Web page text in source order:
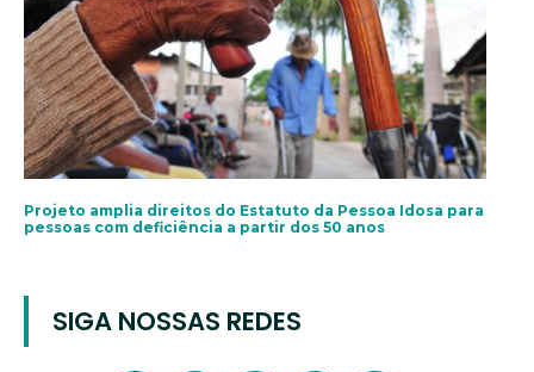
Projeto amplia direitos do Estatuto da Pessoa Idosa para
pessoas com deficiência a partir dos 50 anos
SIGA NOSSAS REDES